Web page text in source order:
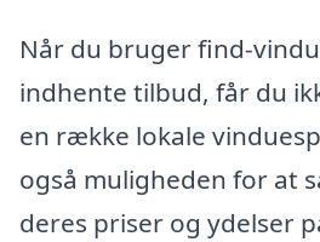
Når du bruger find-
indhente tilbud, får du
en række lokale
også muligheden for at
deres priser og ydelser